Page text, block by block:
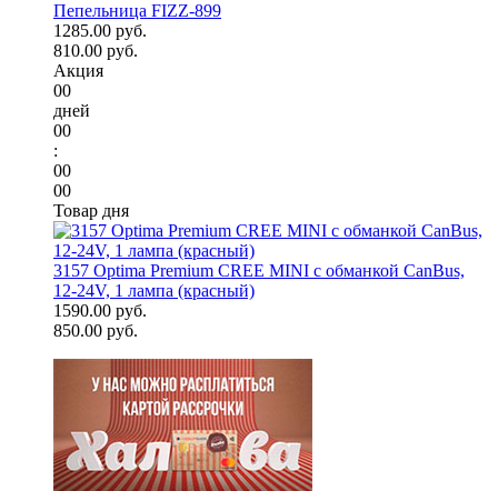
Пепельница FIZZ-899
1285.00 руб.
810.00 руб.
Акция
00
дней
00
:
00
00
Товар дня
3157 Optima Premium CREE MINI с обманкой CanBus,
12-24V, 1 лампа (красный)
1590.00 руб.
850.00 руб.